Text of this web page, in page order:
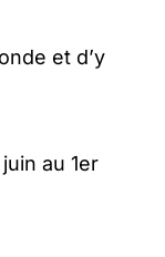
et d’y
au 1er